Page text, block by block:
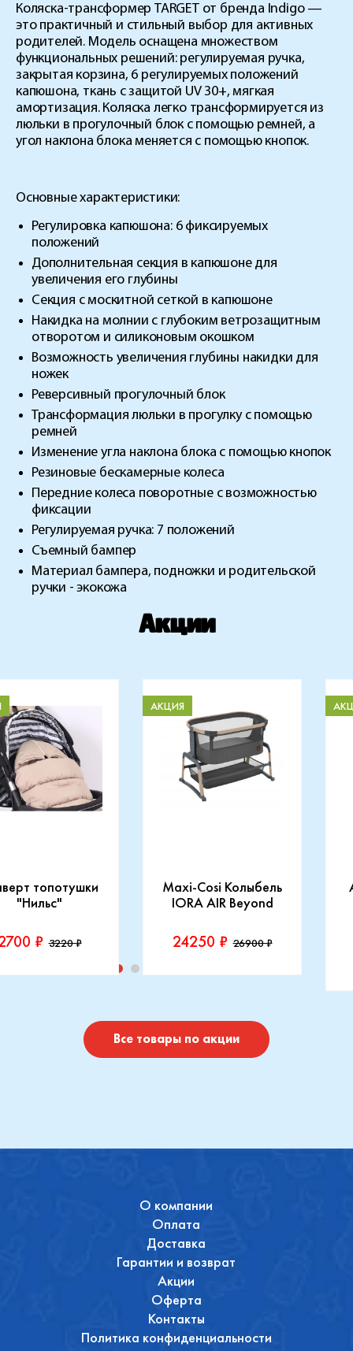
Коляска-трансформер TARGET от бренда Indigo —
это практичный и стильный выбор для активных
родителей. Модель оснащена множеством
функциональных решений: регулируемая ручка,
закрытая корзина, 6 регулируемых положений
капюшона, ткань с защитой UV 30+, мягкая
амортизация. Коляска легко трансформируется из
люльки в прогулочный блок с помощью ремней, а
угол наклона блока меняется с помощью кнопок.
Основные характеристики:
Регулировка капюшона: 6 фиксируемых
положений
Дополнительная секция в капюшоне для
увеличения его глубины
Секция с москитной сеткой в капюшоне
Накидка на молнии с глубоким ветрозащитным
отворотом и силиконовым окошком
Возможность увеличения глубины накидки для
ножек
Реверсивный прогулочный блок
Трансформация люльки в прогулку с помощью
ремней
Изменение угла наклона блока с помощью кнопок
Резиновые бескамерные колеса
Передние колеса поворотные с возможностью
фиксации
Регулируемая ручка: 7 положений
Съемный бампер
Материал бампера, подножки и родительской
ручки - экокожа
Акции
топотушки
"Нильс"
₽ 3220 ₽
Maxi-Cosi Колыбель
IORA AIR Beyond
АКЦИЯ
24250 ₽ 26900 ₽
Производитель::
Купить
Все товары по акции
О компании
Оплата
Доставка
Гарантии и возврат
Акции
Оферта
Контакты
Политика конфиденциальности